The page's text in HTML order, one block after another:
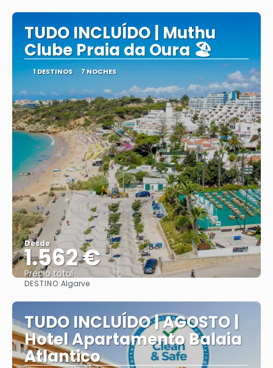
TUDO INCLUÍDO | Muthu
Clube Praia da Oura 🏖️
1 DESTINOS 7 NOCHES
Desde
1.562 €
Precio total
DESTINO:Algarve
TUDO INCLUÍDO | AGOSTO |
Hotel Apartamento Balaia
Atlantico